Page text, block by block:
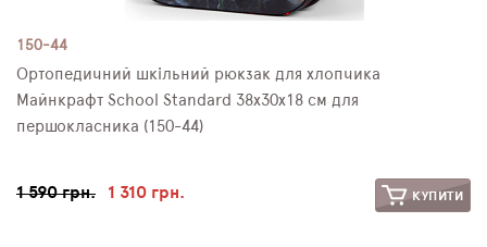
150-44
Ортопедичний шкільний рюкзак для хлопчика
Майнкрафт School Standard 38х30х18 см для
першокласника (150-44)
1 590 грн. 1 310 грн. КУПИТИ